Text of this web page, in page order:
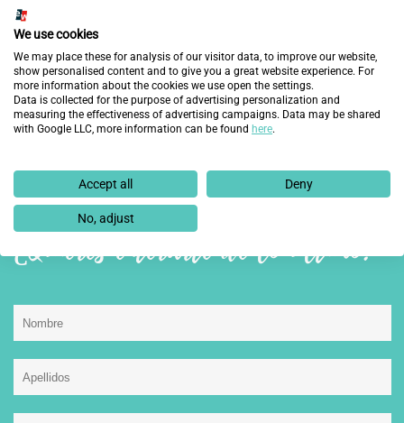
DESCUBRE MÁS
DESCUBRE MÁS
¿Quieres enterarte de lo último?
We use cookies
We may place these for analysis of our visitor data, to improve our website,
show personalised content and to give you a great website experience. For
more information about the cookies we use open the settings.
Data is collected for the purpose of advertising personalization and
measuring the effectiveness of advertising campaigns. Data may be shared
with Google LLC, more information can be found here.
Accept all Deny
No, adjust